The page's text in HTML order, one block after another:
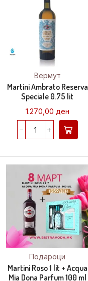
Вермут
Martini Ambrato Reserva
Speciale 0.75 lit
1.270,00 ден
Подароци
Martini Roso 1 lit + Acqua
Mia Dona Parfum 100 ml